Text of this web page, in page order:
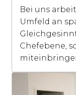
Bei uns
Umfeld an
Chefebene,